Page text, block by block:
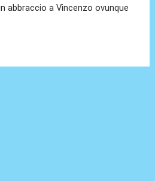
abbraccio a Vincenzo ovunque